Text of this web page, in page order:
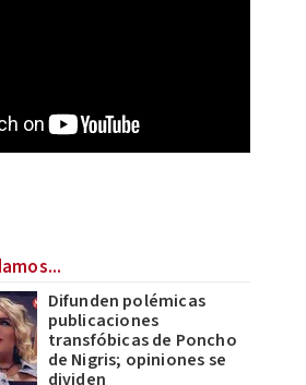
Difunden polémicas
publicaciones
transfóbicas de Poncho
de Nigris; opiniones se
dividen